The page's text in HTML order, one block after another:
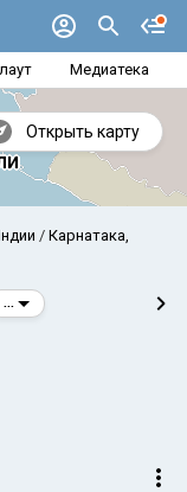
Медиатека
Открыть карту
Карнатака,